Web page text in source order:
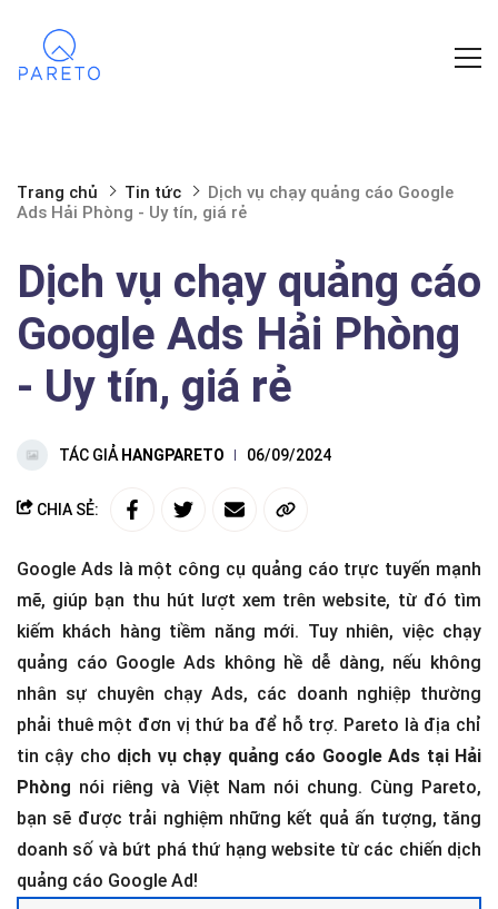
Trang chủ Tin tức
Dịch vụ chạy quảng cáo Google
Ads Hải Phòng - Uy tín, giá rẻ
Dịch vụ chạy quảng cáo
Google Ads Hải Phòng
- Uy tín, giá rẻ
TÁC GIẢ HANGPARETO 06/09/2024
CHIA SẺ:
Google Ads là một công cụ quảng cáo trực tuyến mạnh
mẽ, giúp bạn thu hút lượt xem trên website, từ đó tìm
kiếm khách hàng tiềm năng mới. Tuy nhiên, việc chạy
quảng cáo Google Ads không hề dễ dàng, nếu không
nhân sự chuyên chạy Ads, các doanh nghiệp thường
phải thuê một đơn vị thứ ba để hỗ trợ. Pareto là địa chỉ
tin cậy cho dịch vụ chạy quảng cáo Google Ads tại Hải
Phòng nói riêng và Việt Nam nói chung. Cùng Pareto,
bạn sẽ được trải nghiệm những kết quả ấn tượng, tăng
doanh số và bứt phá thứ hạng website từ các chiến dịch
quảng cáo Google Ad!